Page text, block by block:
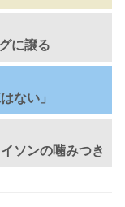
に譲る
ない」
ソンの噛みつき